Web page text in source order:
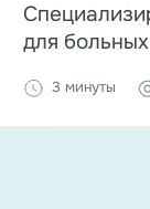
для
3 минуты